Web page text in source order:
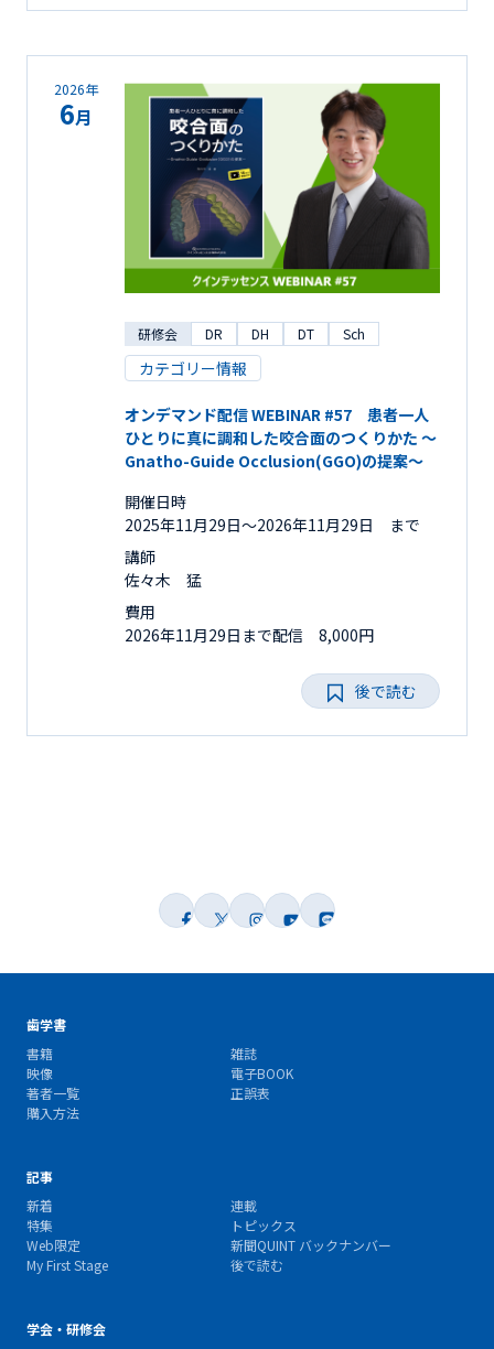
2026年
6月
研修会 DR DH DT Sch
カテゴリー情報
オンデマンド配信 WEBINAR #57 患者一人
ひとりに真に調和した咬合面のつくりかた ～
Gnatho-Guide Occlusion(GGO)の提案～
開催日時
2025年11月29日〜2026年11月29日 まで
講師
佐々木 猛
費用
2026年11月29日まで配信 8,000円
後で読む
歯学書
書籍
雑誌
映像
電子BOOK
著者一覧
正誤表
購入方法
記事
新着
連載
特集
トピックス
Web限定
新聞QUINT バックナンバー
My First Stage
後で読む
学会・研修会